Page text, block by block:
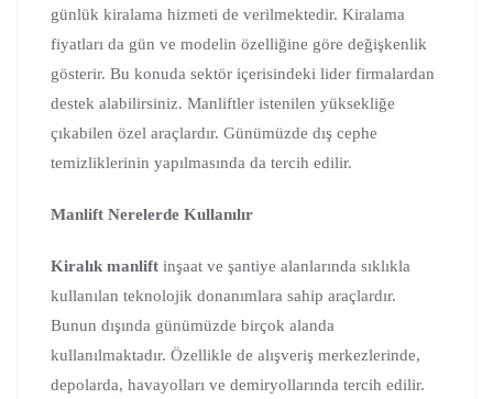
günlük kiralama hizmeti de verilmektedir. Kiralama
fiyatları da gün ve modelin özelliğine göre değişkenlik
gösterir. Bu konuda sektör içerisindeki lider firmalardan
destek alabilirsiniz. Manliftler istenilen yüksekliğe
çıkabilen özel araçlardır. Günümüzde dış cephe
temizliklerinin yapılmasında da tercih edilir.
Manlift Nerelerde Kullanılır
Kiralık manlift inşaat ve şantiye alanlarında sıklıkla
kullanılan teknolojik donanımlara sahip araçlardır.
Bunun dışında günümüzde birçok alanda
kullanılmaktadır. Özellikle de alışveriş merkezlerinde,
depolarda, havayolları ve demiryollarında tercih edilir.